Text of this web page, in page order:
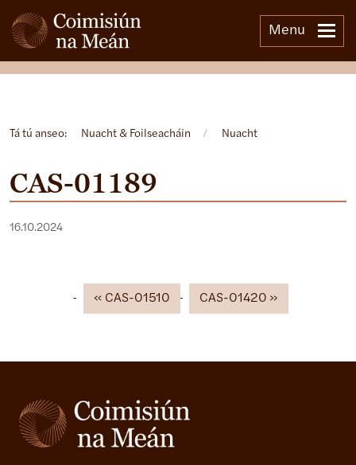
Menu
Tá tú anseo: Nuacht & Foilseacháin / Nuacht
CAS-01189
16.10.2024
CAS-01510 CAS-01420
Open side menu